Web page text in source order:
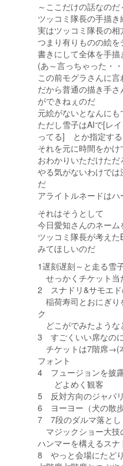
～ここだけの話なのだ
ツッコミ隊長の手描
実はツッコミ隊長の
つまり有りものの絵
書きにして全体を手
(あ～言っちゃった・
この前モグラさんに
だから普通の描き手
ができねぇのだ
元絵がないとなんに
ただし雪子はAIで[レ
ってる] とか指定す
それを元に時間をか
おわかりいただけただ
やる気がないわけで
だ
アライトルネードは
それはそうとして
今日愛知さんのネーム
ツッコミ隊長が考え
みてほしいのだ
1遅刻遅刻～と走る雪
せっかくチケット当
2 スナドリ&サモエド
稲荷寿司とおにぎり
ク
どこがでみたような
3 すごくいい席なの
チケットは7階席→(
フォント
4 フュージョンを披
どよめく観客
5 反対方向のジャパ
6 ヨーヨー（犬の散
7 7段のダルマ落とし
マジックショー大技
ハンマーを構えるスナ
8 やっと会場にたど